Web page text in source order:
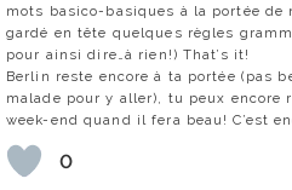
mots basico-basiques à la portée de
gardé en tête quelques règles
pour ainsi dire…à rien!) That’s it!
Berlin reste encore à ta portée (pas
malade pour y aller), tu peux encore
week-end quand il fera beau! C’est
0